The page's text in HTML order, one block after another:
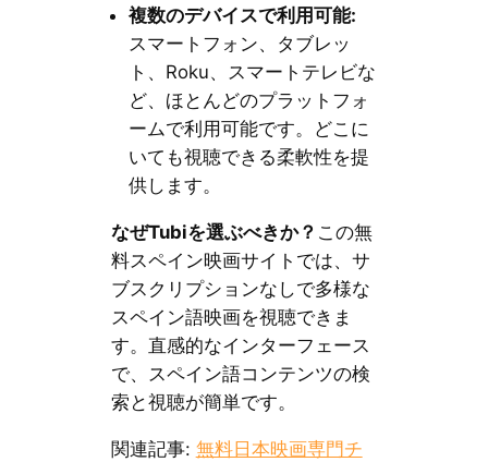
複数のデバイスで利用可能:
スマートフォン、タブレッ
ト、Roku、スマートテレビな
ど、ほとんどのプラットフォ
ームで利用可能です。どこに
いても視聴できる柔軟性を提
供します。
なぜTubiを選ぶべきか？ この無
料スペイン映画サイトでは、サ
ブスクリプションなしで多様な
スペイン語映画を視聴できま
す。直感的なインターフェース
で、スペイン語コンテンツの検
索と視聴が簡単です。
関連記事: 無料日本映画専門チ